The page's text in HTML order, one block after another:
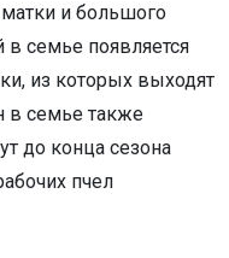
и большого
в семье появляется
из которых выходят
в семье также
до конца сезона
пчел